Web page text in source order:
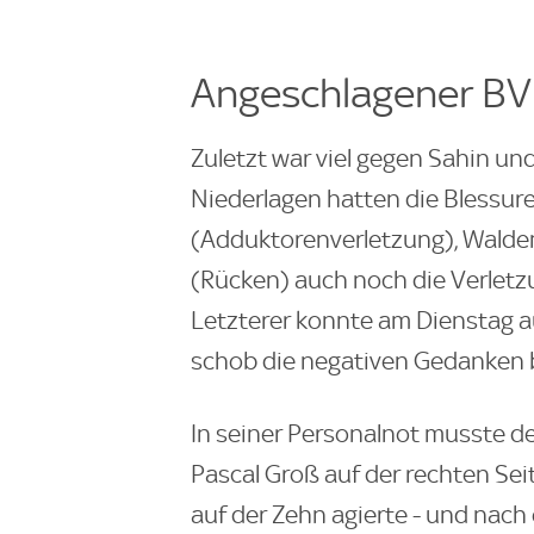
Angeschlagener
Zuletzt war viel gegen Sahin
Niederlagen hatten die
(Adduktorenverletzung),
(Rücken) auch noch die
Letzterer konnte am Dienstag
schob die negativen Gedanken
In seiner Personalnot musste
Pascal Groß auf der rechten
auf der Zehn agierte - und